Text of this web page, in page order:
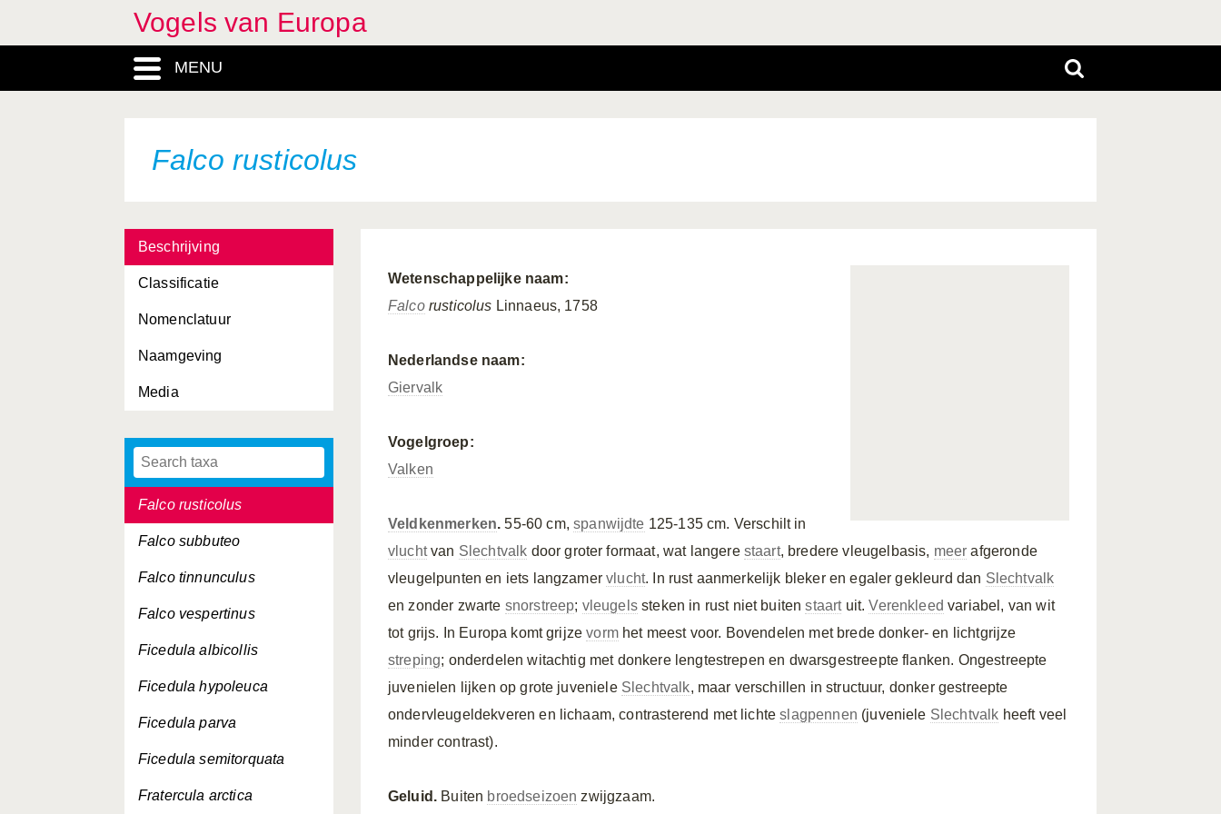
Vogels van Europa
MENU
Falco rusticolus
Beschrijving
Classificatie
Nomenclatuur
Naamgeving
Media
Emberiza melanocephala
Emberiza pusilla
Estrilda astrild
Falco biarmicus
Falco cherrug
Falco columbarius
Falco eleonorae
Falco peregrinus
Falco rusticolus
Falco subbuteo
Falco tinnunculus
Falco vespertinus
Ficedula albicollis
Ficedula hypoleuca
Ficedula parva
Ficedula semitorquata
Fratercula arctica
Wetenschappelijke naam:
Falcorusticolus Linnaeus, 1758
Nederlandse naam:
Giervalk
Vogelgroep:
Valken
Veldkenmerken. 55-60 cm,spanwijdte 125-135 cm. Verschilt in
vluchtvan Slechtvalk door groter formaat, wat langere staart, bredere vleugelbasis, meer afgeronde
vleugelpunten en iets langzamervlucht. In rust aanmerkelijk bleker en egaler gekleurd dan Slechtvalk
en zonder zwarte snorstreep; vleugelssteken in rust niet buitenstaartuit.Verenkleed variabel, van wit
tot grijs. In Europa komt grijzevormhet meest voor. Bovendelen met brede donker- en lichtgrijze
streping; onderdelen witachtig met donkere lengtestrepen en dwarsgestreepte flanken. Ongestreepte
juvenielen lijken op grote juveniele Slechtvalk, maar verschillen in structuur, donker gestreepte
ondervleugeldekveren en lichaam, contrasterend met lichteslagpennen (juveniele Slechtvalk heeft veel
minder contrast).
Geluid. Buiten broedseizoen zwijgzaam.